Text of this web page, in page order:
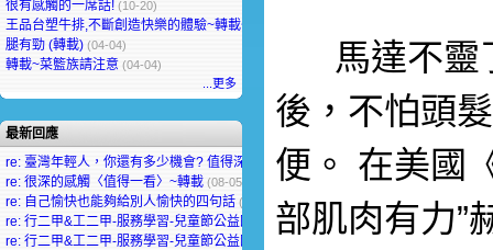
很有感觸的一席話! (10-20)
王品台塑牛排,不斷創造快樂的體驗~轉載~
腿有勁 (轉載) (04-04)
轉載~菜籃族請注意 (04-04)
...更多
最新回應
re: 臺灣年輕人，你還有多少機會? 值得深思&省思 (08-05, Margaret Hess)
re: 很深的感觸〈值得一看〉~轉載 (08-05, Min Seow)
re: 自己愉快也能夠給別人愉快的四句話 (08-04, chanchal rani)
re: 行二甲&工二甲-服務學習-兒童節公益園遊會闖關活動-讚! (08-03, Jenny Arora)
re: 行二甲&工二甲-服務學習-兒童節公益園遊會闖關活動-讚!
馬達不靈
後，不怕頭
便。 在美國
部肌肉有力”